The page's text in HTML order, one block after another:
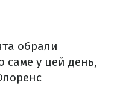
обрали
саме у цей день,